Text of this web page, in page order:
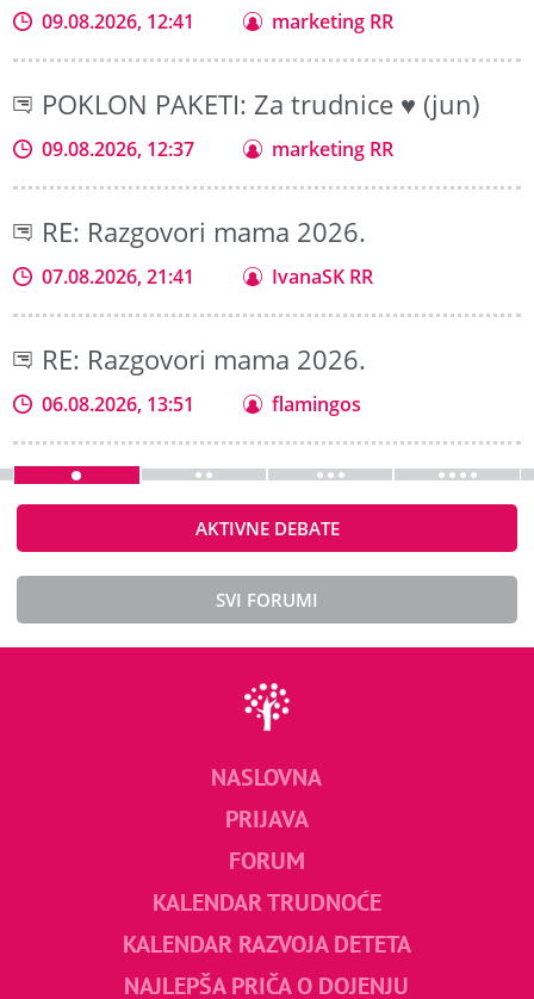
09.08.2026, 12:41 marketing RR
POKLON PAKETI: Za trudnice ♥ (jun)
09.08.2026, 12:37 marketing RR
RE: Razgovori mama 2026.
07.08.2026, 21:41 IvanaSK RR
RE: Razgovori mama 2026.
06.08.2026, 13:51 flamingos
AKTIVNE DEBATE
SVI FORUMI
NASLOVNA
PRIJAVA
FORUM
KALENDAR TRUDNOĆE
KALENDAR RAZVOJA DETETA
NAJLEPŠA PRIČA O DOJENJU